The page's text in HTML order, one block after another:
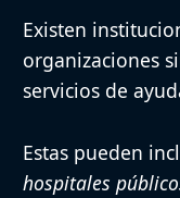
Existen
organizaciones
servicios de
Estas pueden
hospitales